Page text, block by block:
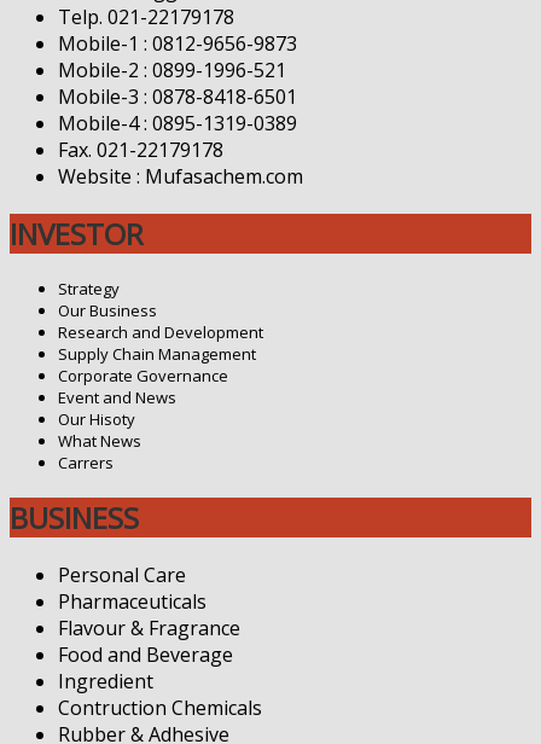
Telp. 021-22179178
Mobile-1 : 0812-9656-9873
Mobile-2 : 0899-1996-521
Mobile-3 : 0878-8418-6501
Mobile-4 : 0895-1319-0389
Fax. 021-22179178
Website : Mufasachem.com
INVESTOR
Strategy
Our Business
Research and Development
Supply Chain Management
Corporate Governance
Event and News
Our Hisoty
What News
Carrers
BUSINESS
Personal Care
Pharmaceuticals
Flavour & Fragrance
Food and Beverage
Ingredient
Contruction Chemicals
Rubber & Adhesive